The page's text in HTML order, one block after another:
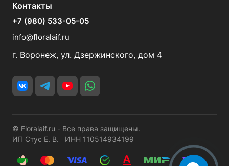
Контакты
+7 (980) 533-05-05
info@floralaif.ru
г. Воронеж, ул. Дзержинского, дом 4
© Floralaif.ru - Все права защищены.
ИП Стус Е. В. ИНН 110514934199